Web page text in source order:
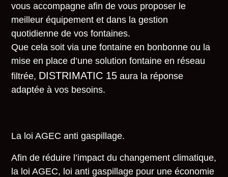
vous accompagne afin de vous proposer le
meilleur équipement et dans la gestion
quotidienne de vos fontaines.
Que cela soit via une fontaine en bonbonne ou la
mise en place d’une solution fontaine en réseau
filtrée, DISTRIMATIC 15 aura la réponse
adaptée à vos besoins.
La loi AGEC anti gaspillage.
Afin de réduire l’impact du changement climatique,
la loi AGEC, loi anti gaspillage pour une économie